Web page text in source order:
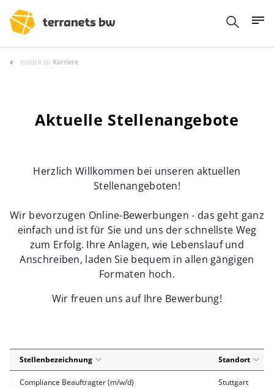
zurück zu Karriere
Aktuelle Stellenangebote
Herzlich Willkommen bei unseren aktuellen
Stellenangeboten!
Wir bevorzugen Online-Bewerbungen - das geht ganz
einfach und ist für Sie und uns der schnellste Weg
zum Erfolg. Ihre Anlagen, wie Lebenslauf und
Anschreiben, laden Sie bequem in allen gängigen
Formaten hoch.
Wir freuen uns auf Ihre Bewerbung!
Stellenbezeichnung Standort
Compliance Beauftragter (m/w/d) Stuttgart